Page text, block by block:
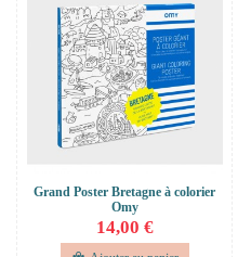
Grand Poster Bretagne à colorier
Omy
14,00 €